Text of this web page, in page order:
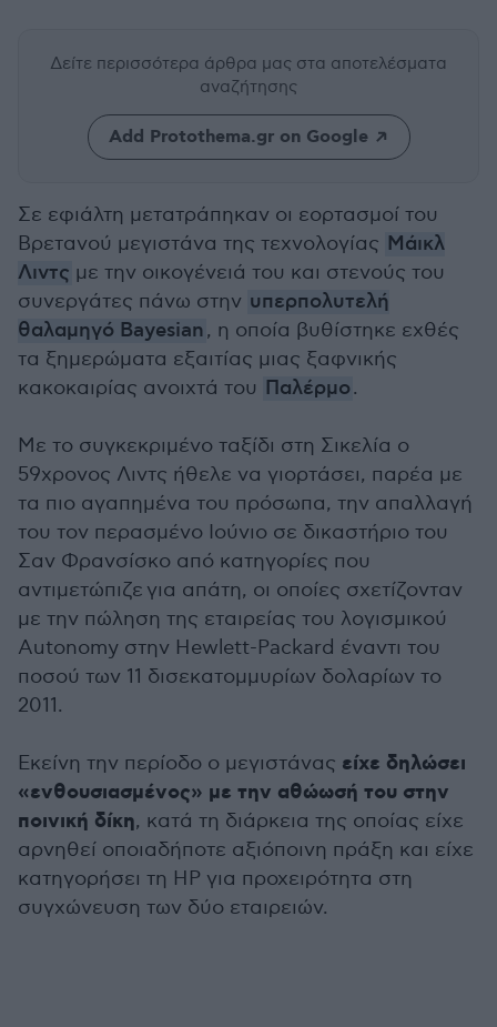
Δείτε περισσότερα άρθρα μας στα αποτελέσματα
αναζήτησης
Add Protothema.gr on Google
Σε εφιάλτη μετατράπηκαν οι εορτασμοί του
Βρετανού μεγιστάνα της τεχνολογίας Μάικλ
Λιντς με την οικογένειά του και στενούς του
συνεργάτες πάνω στην υπερπολυτελή
θαλαμηγό Bayesian, η οποία βυθίστηκε εχθές
τα ξημερώματα εξαιτίας μιας ξαφνικής
κακοκαιρίας ανοιχτά του Παλέρμο.
Με το συγκεκριμένο ταξίδι στη Σικελία ο
59χρονος Λιντς ήθελε να γιορτάσει, παρέα με
τα πιο αγαπημένα του πρόσωπα, την απαλλαγή
του τον περασμένο Ιούνιο σε δικαστήριο του
Σαν Φρανσίσκο από κατηγορίες που
αντιμετώπιζε για απάτη, οι οποίες σχετίζονταν
με την πώληση της εταιρείας του λογισμικού
Autonomy στην Hewlett-Packard έναντι του
ποσού των 11 δισεκατομμυρίων δολαρίων το
2011.
Εκείνη την περίοδο ο μεγιστάνας είχε δηλώσει
«ενθουσιασμένος» με την αθώωσή του στην
ποινική δίκη, κατά τη διάρκεια της οποίας είχε
αρνηθεί οποιαδήποτε αξιόποινη πράξη και είχε
κατηγορήσει τη HP για προχειρότητα στη
συγχώνευση των δύο εταιρειών.